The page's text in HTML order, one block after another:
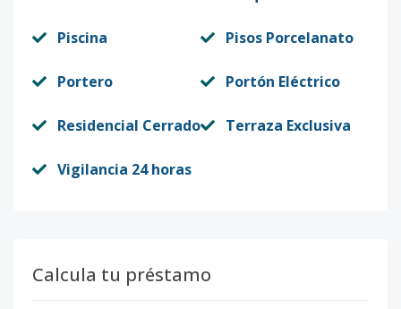
Piscina Pisos Porcelanato
Portero Portón Eléctrico
Residencial Cerrado Terraza Exclusiva
Vigilancia 24 horas
Calcula tu préstamo